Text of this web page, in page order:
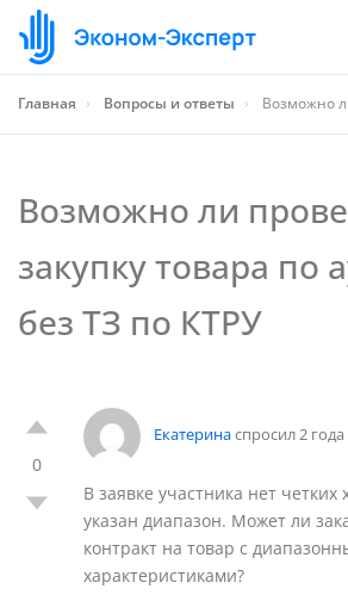
Главная › Вопросы и ответы › Возможно ли провести
Возможно ли
закупку товара по
без ТЗ по КТРУ
0
Екатеринаспросил 2 года
В заявке участника нет четких
указан диапазон. Может ли
контракт на товар с
характеристиками?